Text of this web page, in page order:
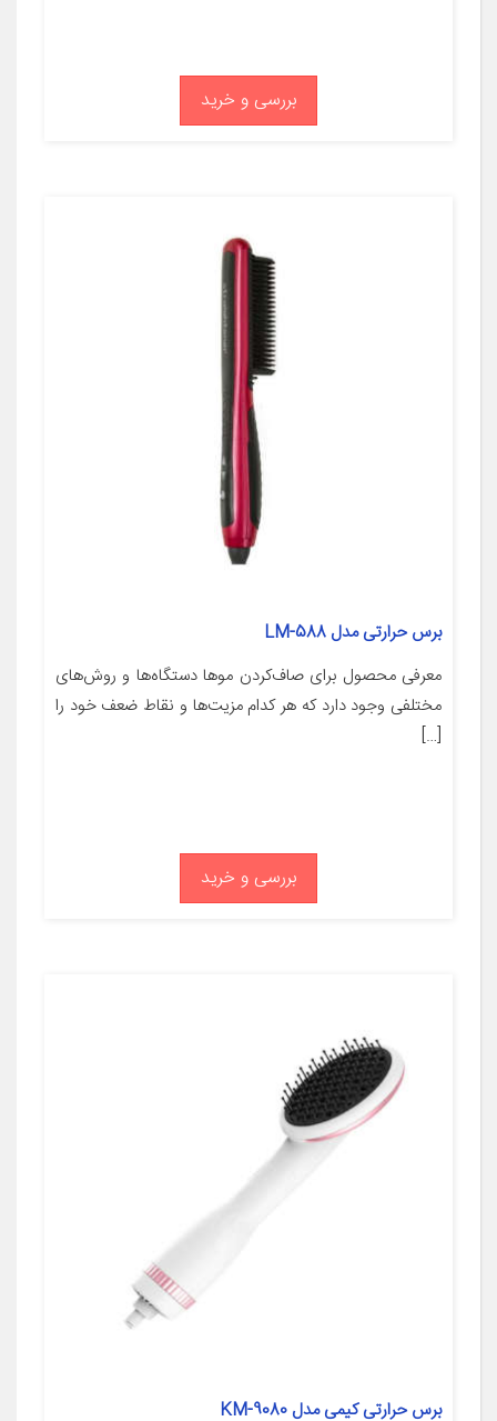
بررسی و خرید
برس حرارتی مدل LM-588
معرفی محصول برای صاف‌کردن موها دستگاه‌ها و روش‌های
مختلفی وجود دارد که هر کدام مزیت‌ها و نقاط ضعف خود را
[…]
بررسی و خرید
برس حرارتی کیمی مدل KM-9080